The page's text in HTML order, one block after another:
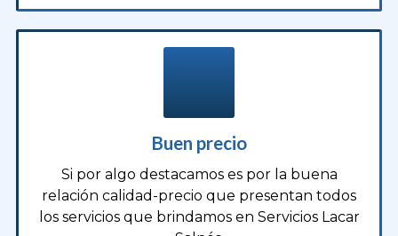
Buen precio
Si por algo destacamos es por la buena
relación calidad-precio que presentan todos
los servicios que brindamos en Servicios Lacar